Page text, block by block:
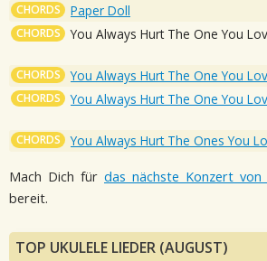
CHORDS Paper Doll
CHORDS You Always Hurt The One You
CHORDS You Always Hurt The One You
CHORDS You Always Hurt The One You
CHORDS You Always Hurt The Ones You
Mach Dich für das nächste Konzert
bereit.
TOP UKULELE LIEDER (AUGUST)